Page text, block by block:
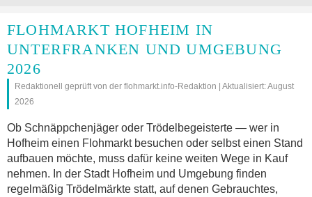
FLOHMARKT HOFHEIM IN
UNTERFRANKEN UND UMGEBUNG
2026
Redaktionell geprüft von der flohmarkt.info-Redaktion | Aktualisiert: August
2026
Ob Schnäppchenjäger oder Trödelbegeisterte — wer in
Hofheim einen Flohmarkt besuchen oder selbst einen Stand
aufbauen möchte, muss dafür keine weiten Wege in Kauf
nehmen. In der Stadt Hofheim und Umgebung finden
regelmäßig Trödelmärkte statt, auf denen Gebrauchtes,